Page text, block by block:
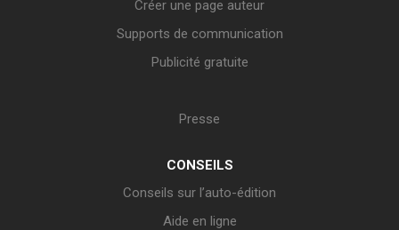
Créer une page auteur
Supports de communication
Publicité gratuite
Presse
CONSEILS
Conseils sur l’auto-édition
Aide en ligne